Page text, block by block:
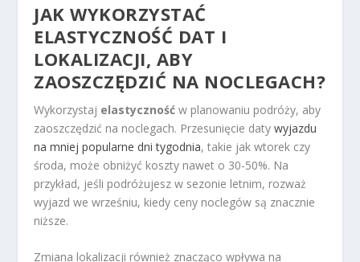
JAK WYKORZYSTAĆ
ELASTYCZNOŚĆ DAT I
LOKALIZACJI, ABY
ZAOSZCZĘDZIĆ NA NOCLEGACH?
Wykorzystaj elastyczność w planowaniu podróży, aby
zaoszczędzić na noclegach. Przesunięcie datywyjazdu
na mniej popularne dni tygodnia, takie jak wtorek czy
środa, może obniżyć koszty nawet o 30-50%. Na
przykład, jeśli podróżujesz w sezonie letnim, rozważ
wyjazd we wrześniu, kiedy ceny noclegów są znacznie
niższe.
Zmiana lokalizacji również znacząco wpływa na